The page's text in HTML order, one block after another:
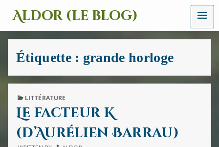
Aldor (le blog)
Un
site
avec
des
des
images
et
sons
MENU
Étiquette : grande horloge
PUBLISHED
LITTÉRATURE
Le facteur K
(d’Aurélien Barrau)